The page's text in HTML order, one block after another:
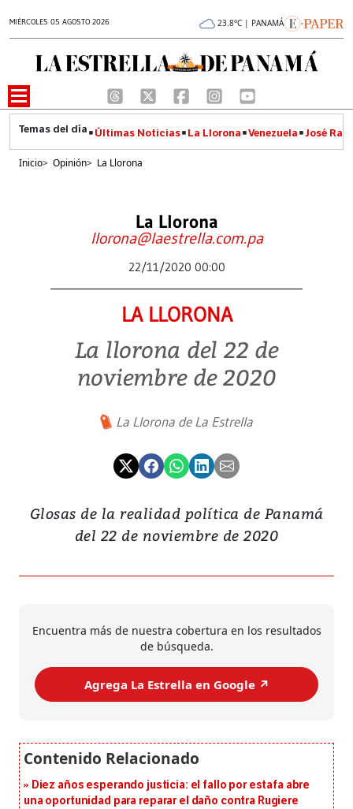
MIÉRCOLES 05 AGOSTO 2026 23.8°C | PANAMÁ
Últimas Noticias La Llorona Venezuela José
Inicio> Opinión> La Llorona
La Llorona
llorona@laestrella.com.pa
22/11/2020 00:00
LA LLORONA
La llorona del 22 de
noviembre de 2020
La Llorona de La Estrella
Glosas de la realidad política de Panamá
del 22 de noviembre de 2020
Encuentra más de nuestra cobertura en los resultados
de búsqueda.
Agrega La Estrella en Google ↗️
Diez años esperando justicia: el fallo por estafa abre
una oportunidad para reparar el daño contra Rugiere